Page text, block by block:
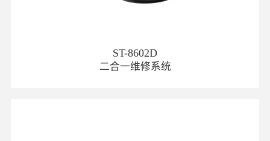
ST-8602D
二合一维修系统